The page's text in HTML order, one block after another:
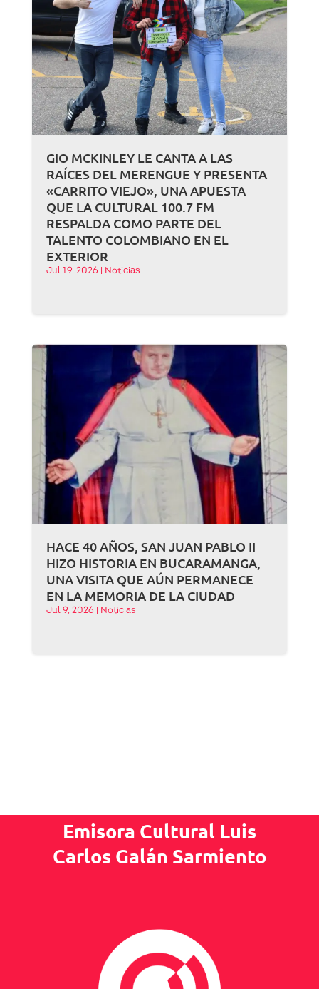
GIO MCKINLEY LE CANTA A LAS
RAÍCES DEL MERENGUE Y PRESENTA
«CARRITO VIEJO», UNA APUESTA
QUE LA CULTURAL 100.7 FM
RESPALDA COMO PARTE DEL
TALENTO COLOMBIANO EN EL
EXTERIOR
Jul 19, 2026 Noticias
HACE 40 AÑOS, SAN JUAN PABLO II
HIZO HISTORIA EN BUCARAMANGA,
UNA VISITA QUE AÚN PERMANECE
EN LA MEMORIA DE LA CIUDAD
Jul 9, 2026 Noticias
Emisora Cultural Luis
Carlos Galán Sarmiento